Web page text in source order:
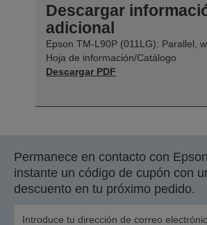
Descargar
adicional
Epson TM-L90P (011LG): Parallel,
Hoja de información/Catálogo
Descargar PDF
Permanece en contacto con
instante un código de cupón con
descuento en tu próximo pedido.